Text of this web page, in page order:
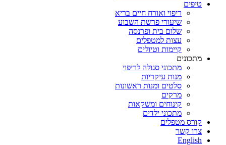
טיפים
ריפוי ואורח חיים בריא
שיעורי פרשת השבוע
שלום בית ופרנסה
עצות למטפלים
קיימות וטיולים
מתכונים
מתכוני סגולה לריפוי
מנות עיקריות
סלטים ומנות ראשונות
מרקים
קינוחים ומשקאות
מתכוני ילדים
קורס מטפלים
צרו קשר
English